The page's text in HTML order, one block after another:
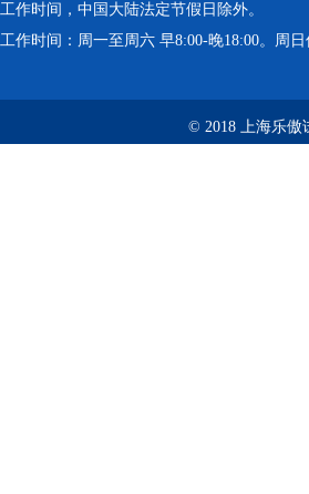
工作时间，中国大陆法定节假日除外。
工作时间：周一至周六 早8:00-晚18:00。周日
© 2018 上海乐傲